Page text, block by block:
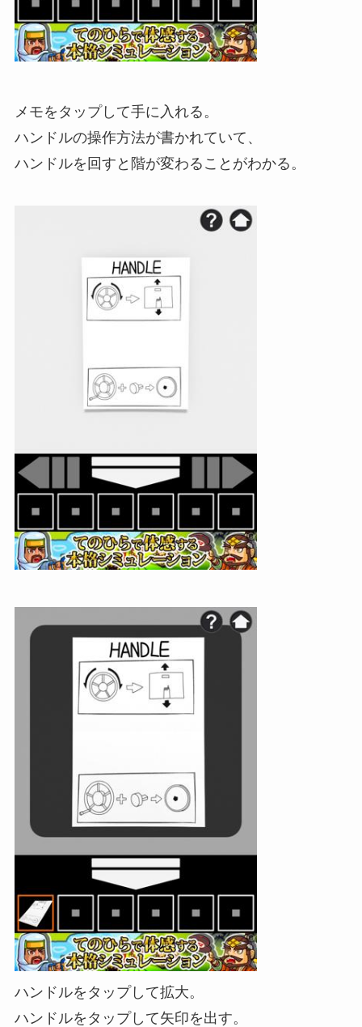
メモをタップして手に入れる。
ハンドルの操作方法が書かれていて、
ハンドルを回すと階が変わることがわかる。
ハンドルをタップして拡大。
ハンドルをタップして矢印を出す。